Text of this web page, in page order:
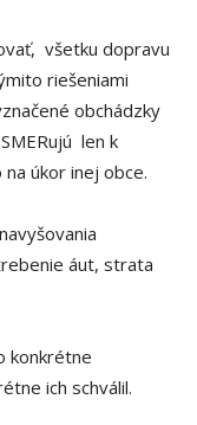
všetku dopravu
riešeniami
obchádzky
len k
úkor inej obce.
áut, strata
konkrétne
ich schválil.